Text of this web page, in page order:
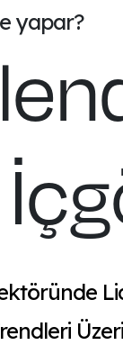
yapar?